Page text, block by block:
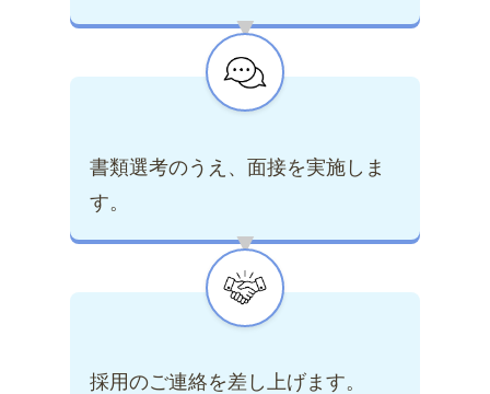
▶
書類選考のうえ、面接を実施しま
す。
▶
採用のご連絡を差し上げます。